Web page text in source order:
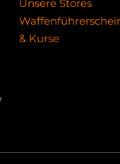
Unsere Stores
& Kurse